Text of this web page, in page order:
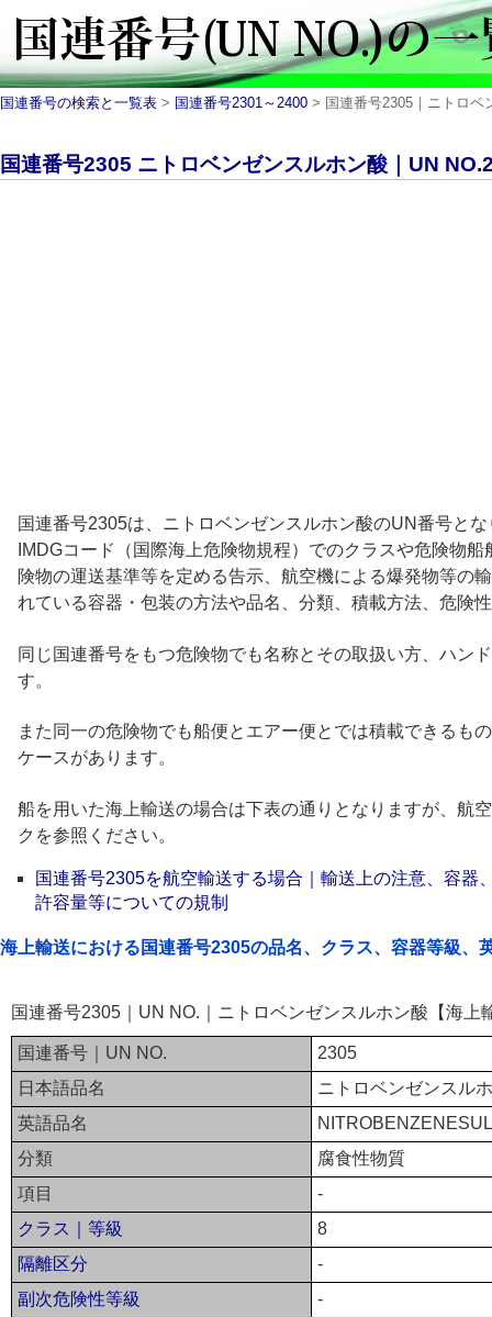
国連番号の検索と一覧表 > 国連番号2301～2400 > 国連番号2305｜ニトロベ
国連番号2305 ニトロベンゼンスルホン酸｜UN
国連番号2305は、ニトロベンゼンスルホン酸のUN番号と
IMDGコード（国際海上危険物規程）でのクラスや危険物
険物の運送基準等を定める告示、航空機による爆発物等の
れている容器・包装の方法や品名、分類、積載方法、危険
同じ国連番号をもつ危険物でも名称とその取扱い方、ハン
す。
また同一の危険物でも船便とエアー便とでは積載できるも
ケースがあります。
船を用いた海上輸送の場合は下表の通りとなりますが、航
クを参照ください。
国連番号2305を航空輸送する場合｜輸送上の注意、容器
許容量等についての規制
海上輸送における国連番号2305の品名、クラス、容器等級、
国連番号2305｜UN NO.｜ニトロベンゼンスルホン酸【海上
国連番号｜UN NO.
2305
日本語品名
ニトロベンゼンスル
英語品名
分類
腐食性物質
項目
-
クラス｜等級
8
隔離区分
-
副次危険性等級
-